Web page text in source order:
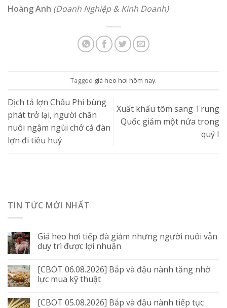
Hoàng Anh (Doanh Nghiệp & Kinh Doanh)
Tagged giá heo hơi hôm nay.
Dịch tả lợn Châu Phi bùng
phát trở lại, người chăn
nuôi ngậm ngùi chở cả đàn
lợn đi tiêu huỷ
Xuất khẩu tôm sang Trung
Quốc giảm một nửa trong
quý I
TIN TỨC MỚI NHẤT
Giá heo hơi tiếp đà giảm nhưng người nuôi vẫn
duy trì được lợi nhuận
[CBOT 06.08.2026] Bắp và đậu nành tăng nhờ
lực mua kỹ thuật
[CBOT 05.08.2026] Bắp và đậu nành tiếp tục